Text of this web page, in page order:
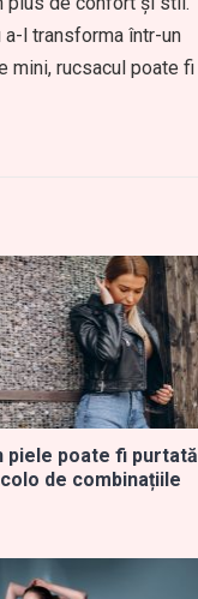
l transforma într-un
mini, rucsacul poate fi
piele poate fi purtată
de combinațiile